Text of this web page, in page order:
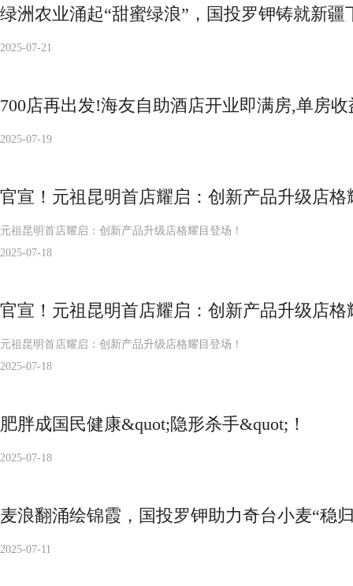
绿洲农业涌起“甜蜜绿浪”，国投罗钾铸就新
2025-07-21
700店再出发!海友自助酒店开业即满房,单房
2025-07-19
官宣！元祖昆明首店耀启：创新产品升级店格
元祖昆明首店耀启：创新产品升级店格耀目登场！
2025-07-18
官宣！元祖昆明首店耀启：创新产品升级店格
元祖昆明首店耀启：创新产品升级店格耀目登场！
2025-07-18
肥胖成国民健康&quot;隐形杀手&quot;！
2025-07-18
麦浪翻涌绘锦霞，国投罗钾助力奇台小麦“稳
2025-07-11